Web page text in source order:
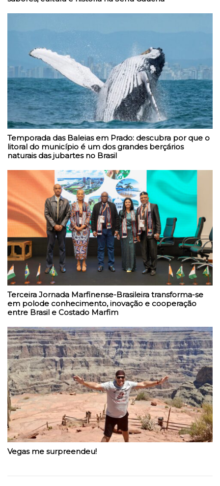
Temporada das Baleias em Prado: descubra por que o
litoral do município é um dos grandes berçários
naturais das jubartes no Brasil
Terceira Jornada Marfinense-Brasileira transforma-se
em polode conhecimento, inovação e cooperação
entre Brasil e Costado Marfim
Vegas me surpreendeu!